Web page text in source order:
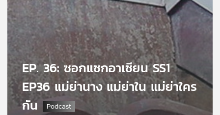
เครือ
ข่าย
วิทยุ
ไทย
พี
บี
เอส
EP. 36: ซอกแซกอาเซียน SS1
EP36 แม่ย่านาง แม่ย่าใน แม่ย่าใคร
กัน